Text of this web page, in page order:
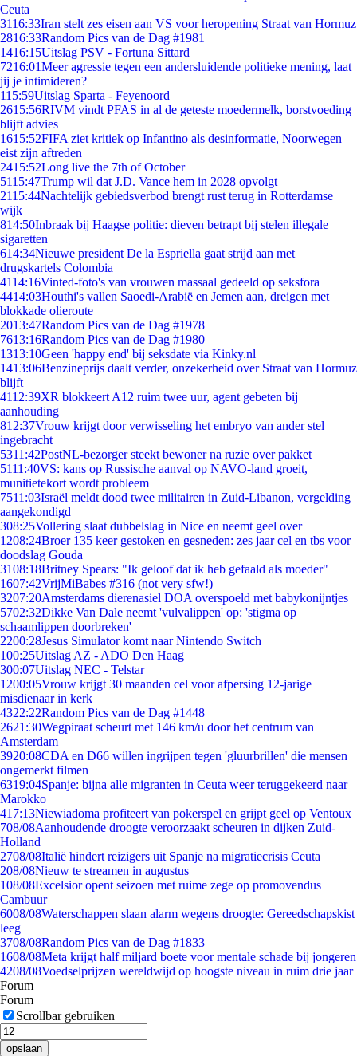
Ceuta
3116:33Iran stelt zes eisen aan VS voor heropening Straat van Hormuz
2816:33Random Pics van de Dag #1981
1416:15Uitslag PSV - Fortuna Sittard
7216:01Meer agressie tegen een andersluidende politieke mening, laat
jij je intimideren?
115:59Uitslag Sparta - Feyenoord
2615:56RIVM vindt PFAS in al de geteste moedermelk, borstvoeding
blijft advies
1615:52FIFA ziet kritiek op Infantino als desinformatie, Noorwegen
eist zijn aftreden
2415:52Long live the 7th of October
5115:47Trump wil dat J.D. Vance hem in 2028 opvolgt
2115:44Nachtelijk gebiedsverbod brengt rust terug in Rotterdamse
wijk
814:50Inbraak bij Haagse politie: dieven betrapt bij stelen illegale
sigaretten
614:34Nieuwe president De la Espriella gaat strijd aan met
drugskartels Colombia
4114:16Vinted-foto's van vrouwen massaal gedeeld op seksfora
4414:03Houthi's vallen Saoedi-Arabië en Jemen aan, dreigen met
blokkade olieroute
2013:47Random Pics van de Dag #1978
7613:16Random Pics van de Dag #1980
1313:10Geen 'happy end' bij seksdate via Kinky.nl
1413:06Benzineprijs daalt verder, onzekerheid over Straat van Hormuz
blijft
4112:39XR blokkeert A12 ruim twee uur, agent gebeten bij
aanhouding
812:37Vrouw krijgt door verwisseling het embryo van ander stel
ingebracht
5311:42PostNL-bezorger steekt bewoner na ruzie over pakket
5111:40VS: kans op Russische aanval op NAVO-land groeit,
munitietekort wordt probleem
7511:03Israël meldt dood twee militairen in Zuid-Libanon, vergelding
aangekondigd
308:25Vollering slaat dubbelslag in Nice en neemt geel over
1208:24Broer 135 keer gestoken en gesneden: zes jaar cel en tbs voor
doodslag Gouda
3108:18Britney Spears: "Ik geloof dat ik heb gefaald als moeder"
1607:42VrijMiBabes #316 (not very sfw!)
3207:20Amsterdams dierenasiel DOA overspoeld met babykonijntjes
5702:32Dikke Van Dale neemt 'vulvalippen' op: 'stigma op
schaamlippen doorbreken'
2200:28Jesus Simulator komt naar Nintendo Switch
100:25Uitslag AZ - ADO Den Haag
300:07Uitslag NEC - Telstar
1200:05Vrouw krijgt 30 maanden cel voor afpersing 12-jarige
misdienaar in kerk
4322:22Random Pics van de Dag #1448
2621:30Wegpiraat scheurt met 146 km/u door het centrum van
Amsterdam
3920:08CDA en D66 willen ingrijpen tegen 'gluurbrillen' die mensen
ongemerkt filmen
6319:04Spanje: bijna alle migranten in Ceuta weer teruggekeerd naar
Marokko
417:13Niewiadoma profiteert van pokerspel en grijpt geel op Ventoux
708/08Aanhoudende droogte veroorzaakt scheuren in dijken Zuid-
Holland
2708/08Italië hindert reizigers uit Spanje na migratiecrisis Ceuta
208/08Nieuw te streamen in augustus
108/08Excelsior opent seizoen met ruime zege op promovendus
Cambuur
6008/08Waterschappen slaan alarm wegens droogte: Gereedschapskist
leeg
3708/08Random Pics van de Dag #1833
1608/08Meta krijgt half miljard boete voor mentale schade bij jongeren
4208/08Voedselprijzen wereldwijd op hoogste niveau in ruim drie jaar
Forum
Forum
Scrollbar gebruiken
opslaan